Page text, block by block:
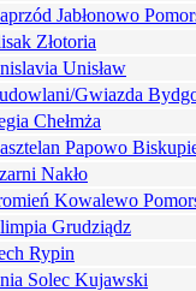
Jabłonowo
Złotoria
Unisław
Gwiazda
Chełmża
Papowo
Nakło
Kowalewo
Grudziądz
Rypin
Solec Kujawski